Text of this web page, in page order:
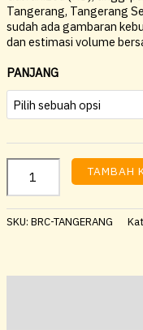
Tangerang, Tangerang
sudah ada gambaran
dan estimasi volume
PANJANG
TAMBAH
SKU: BRC-TANGERANG